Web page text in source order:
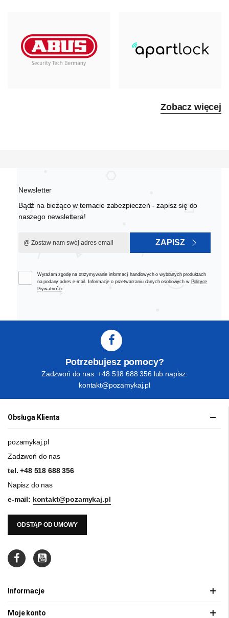
Zobacz więcej
Newsletter
Bądź na bieżąco w temacie zabezpieczeń - zapisz się do
naszego newslettera!
ZAPISZ
Wyrażam zgodę na otrzymywanie informacji handlowych o wybranych produktach
na podany adres e-mail. Informacje o przetwarzaniu danych osobowych w Polityce
Prywatności
Potrzebujesz pomocy?
Zadzwoń do nas: +48 518 688 356 lub napisz:
kontakt@pozamykaj.pl
Obsługa Klienta
pozamykaj.pl
Zadzwoń do nas
tel.+48 518 688 356
Napisz do nas
e-mail: kontakt@pozamykaj.pl
ODSTĄP OD UMOWY
Informacje
Moje konto